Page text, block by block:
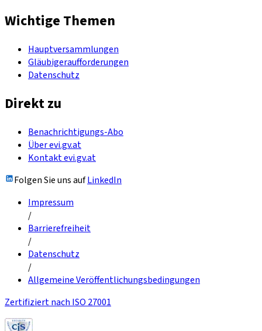
Wichtige Themen
Hauptversammlungen
Gläubigeraufforderungen
Datenschutz
Direkt zu
Benachrichtigungs-Abo
Über evi.gv.at
Kontakt evi.gv.at
Folgen Sie uns aufLinkedIn
Impressum
/
Barrierefreiheit
/
Datenschutz
/
Allgemeine Veröffentlichungsbedingungen
Zertifiziert nach ISO 27001